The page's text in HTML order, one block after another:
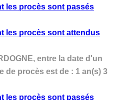
entre la date d'un
de procès est de : 1 an(s) 3